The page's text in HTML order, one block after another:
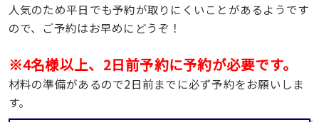
人気のため平日でも予約が取りにくいことがあるようです
ので、ご予約はお早めにどうぞ！
※4名様以上、2日前予約に予約が必要です。
材料の準備があるので2日前までに必ず予約をお願いしま
す。